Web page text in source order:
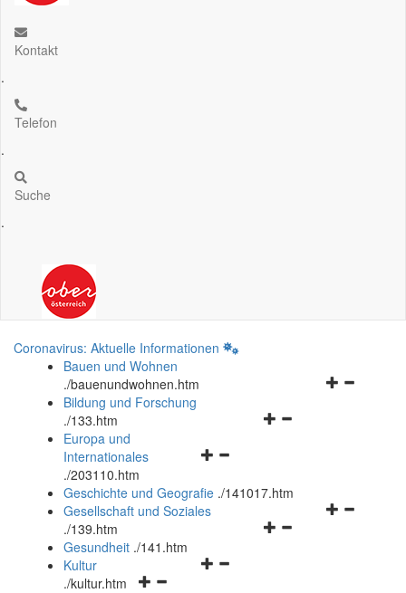
Kontakt
.
Telefon
.
Suche
.
Coronavirus: Aktuelle Informationen
Bauen und Wohnen
./bauenundwohnen.htm
Navigationsmenü
Bildung und Forschung
./133.htm
Navigationsmenü
und
schließen
Europa und
Internationales
./203110.htm
Geschichte und Geografie ./141017.htm
Navigationsmenü
Gesellschaft und Soziales
./139.htm
Navigationsmenü
Gesundheit ./141.htm
Navigationsmenü
Kultur
./kultur.htm